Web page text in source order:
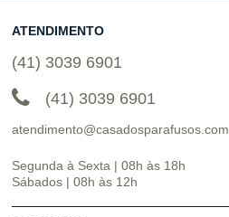
ATENDIMENTO
(41) 3039 6901
(41) 3039 6901
atendimento@casadosparafusos.com
Segunda à Sexta | 08h às 18h
Sábados | 08h às 12h